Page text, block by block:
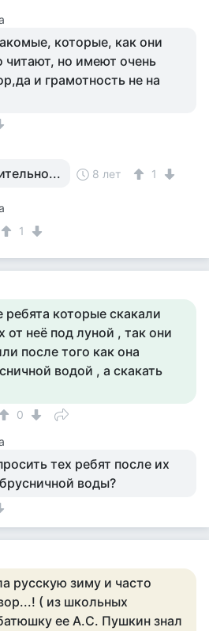
которые, как они
читают, но имеют очень
и грамотность не на
8 лет 1
1
ребята которые скакали
от неё под луной , так они
после того как она
водой , а скакать
0
тех ребят после их
воды?
русскую зиму и часто
( из школьных
ее А.С. Пушкин знал